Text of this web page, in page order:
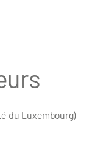
du Luxembourg)